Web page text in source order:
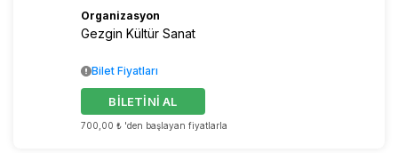
Organizasyon
Gezgin Kültür Sanat
700,00 ₺ 'den başlayan fiyatlarla
BİLETİNİ AL
Bilet Fiyatları